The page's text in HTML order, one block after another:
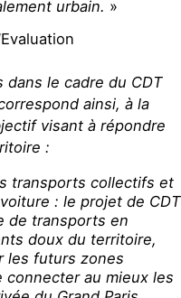
urbain. »
dans le cadre du CDT
ainsi, à la
visant à répondre
:
transports collectifs et
: le projet de CDT
de transports en
doux du territoire,
les futurs zones
connecter au mieux les